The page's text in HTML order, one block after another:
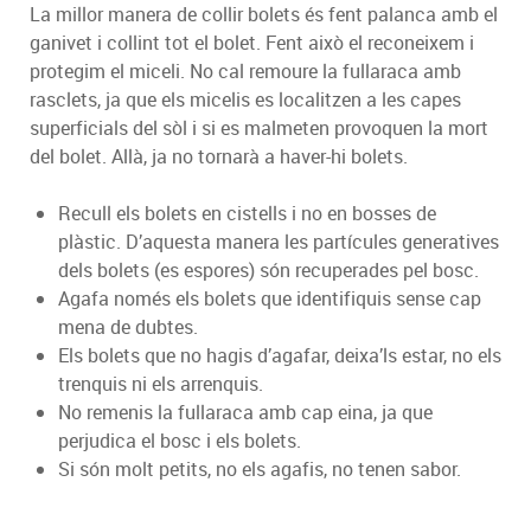
La millor manera de collir bolets és fent palanca amb el
ganivet i collint tot el bolet. Fent això el reconeixem i
protegim el miceli. No cal remoure la fullaraca amb
rasclets, ja que els micelis es localitzen a les capes
superficials del sòl i si es malmeten provoquen la mort
del bolet. Allà, ja no tornarà a haver-hi bolets.
Recull els bolets en cistells i no en bosses de
plàstic. D’aquesta manera les partícules generatives
dels bolets (es espores) són recuperades pel bosc.
Agafa només els bolets que identifiquis sense cap
mena de dubtes.
Els bolets que no hagis d’agafar, deixa’ls estar, no els
trenquis ni els arrenquis.
No remenis la fullaraca amb cap eina, ja que
perjudica el bosc i els bolets.
Si són molt petits, no els agafis, no tenen sabor.